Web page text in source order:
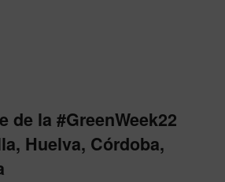
de la #GreenWeek22
Huelva, Córdoba,